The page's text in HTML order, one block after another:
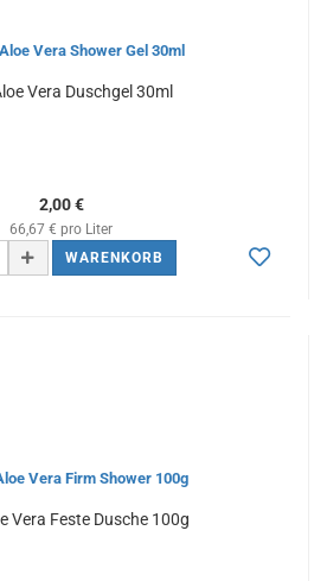
Vera Duschgel 30ml
2,00 €
66,67 € pro Liter
WARENKORB
Vera Feste Dusche 100g